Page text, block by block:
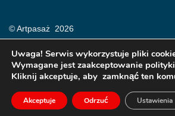
© Artpasaż 2026
Modne plakaty, obrazy, fototapety i
Uwaga! Serwis wykorzystuje pliki
Wymagane jest zaakceptowanie
Kliknij akceptuje, aby zamknąć ten
Akceptuje Odrzuć Ustawienia